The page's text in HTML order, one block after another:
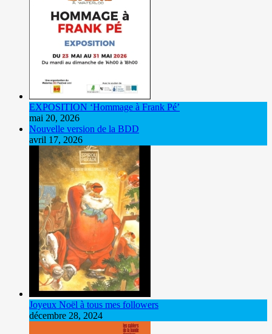
EXPOSITION ‘Hommage à Frank Pé’
mai 20, 2026
Nouvelle version de la BDD
avril 17, 2026
Joyeux Noël à tous mes followers
décembre 28, 2024